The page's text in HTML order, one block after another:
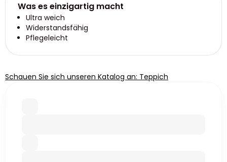
Was es einzigartig macht
Ultra weich
Widerstandsfähig
Pflegeleicht
Schauen Sie sich unseren Katalog an: Teppich